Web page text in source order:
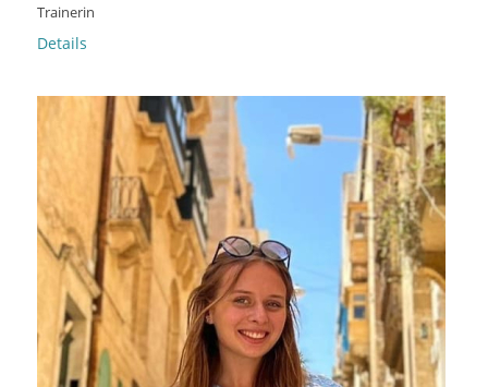
Trainerin
Details